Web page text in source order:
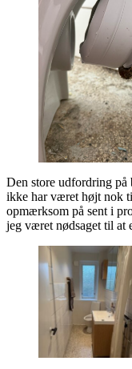
Den store udfordring
ikke har været højt nok
opmærksom på sent i
jeg været nødsaget til at